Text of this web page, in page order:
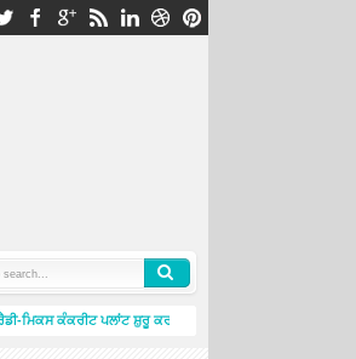
ਮਿਕਸ ਕੰਕਰੀਟ ਪਲਾਂਟ ਸ਼ੁਰੂ ਕਰਕੇ ਲੁਧਿਆਣਾ ਵਿੱਚ ਆਪਣੀ ਮੌਜੂਦਗੀ ਹੋਰ